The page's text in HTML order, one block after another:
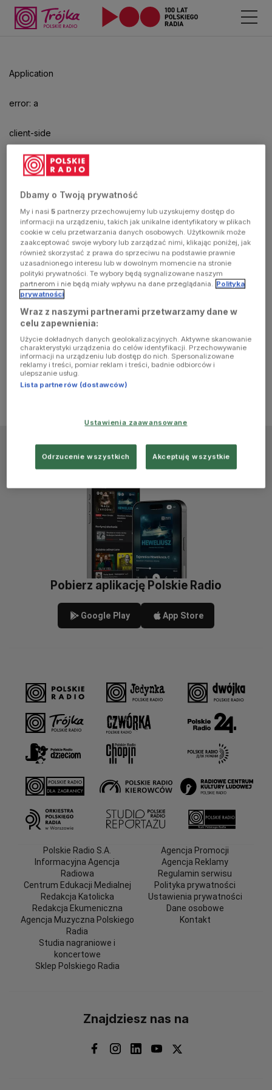
Application
error: a
client-side
exception
has
occurred
(see the
browser
console for
more
information)
Pobierz aplikację Polskie Radio
Google Play App Store
Polskie Radio S.A.
Informacyjna Agencja
Radiowa
Centrum Edukacji Medialnej
Redakcja Katolicka
Redakcja Ekumeniczna
Agencja Muzyczna Polskiego
Radia
Studia nagraniowe i
koncertowe
Sklep Polskiego Radia
Agencja Promocji
Agencja Reklamy
Regulamin serwisu
Polityka prywatności
Ustawienia prywatności
Dane osobowe
Kontakt
Znajdziesz nas na
Dbamy o Twoją prywatność
My i nasi5 partnerzy przechowujemy lub uzyskujemy dostęp do
informacji na urządzeniu, takich jak unikalne identyfikatory w plikach
cookie w celu przetwarzania danych osobowych. Użytkownik może
zaakceptować swoje wybory lub zarządzać nimi, klikając poniżej, jak
również skorzystać z prawa do sprzeciwu na podstawie prawnie
uzasadnionego interesu lub w dowolnym momencie na stronie
polityki prywatności. Te wybory będą sygnalizowane naszym
partnerom i nie będą miały wpływu na dane przeglądania. Polityka
prywatności
Wraz z naszymi partnerami przetwarzamy dane w
celu zapewnienia:
Użycie dokładnych danych geolokalizacyjnych. Aktywne skanowanie
charakterystyki urządzenia do celów identyfikacji. Przechowywanie
informacji na urządzeniu lub dostęp do nich. Spersonalizowane
reklamy i treści, pomiar reklam i treści, badnie odbiorców i
ulepszanie usług.
Lista partnerów (dostawców)
Ustawienia zaawansowane
Odrzucenie wszystkich Akceptuję wszystkie